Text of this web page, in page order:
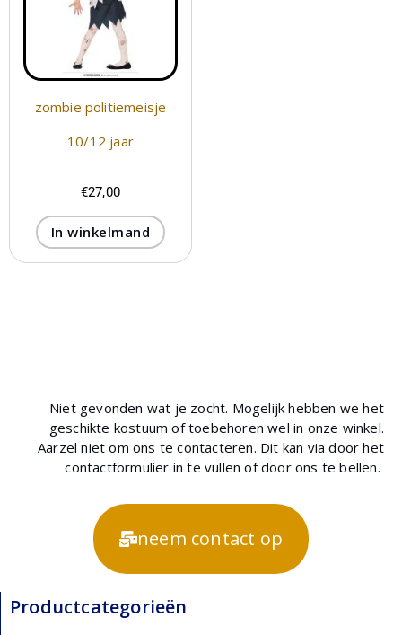
zombie politiemeisje
10/12 jaar
€27,00
In winkelmand
Niet gevonden wat je zocht. Mogelijk hebben we het
geschikte kostuum of toebehoren wel in onze winkel.
Aarzel niet om ons te contacteren. Dit kan via door het
contactformulier in te vullen of door ons te bellen.
neem contact op
Productcategorieën